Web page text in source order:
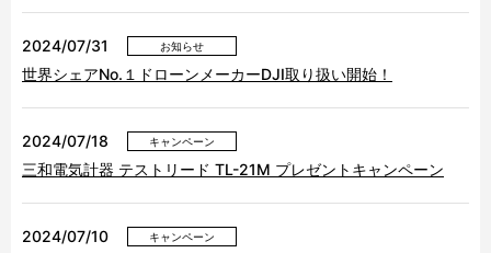
2024/07/31 お知らせ
世界シェアNo.１ドローンメーカーDJI取り扱い開始！
2024/07/18 キャンペーン
三和電気計器 テストリード TL-21M プレゼントキャンペーン
2024/07/10 キャンペーン